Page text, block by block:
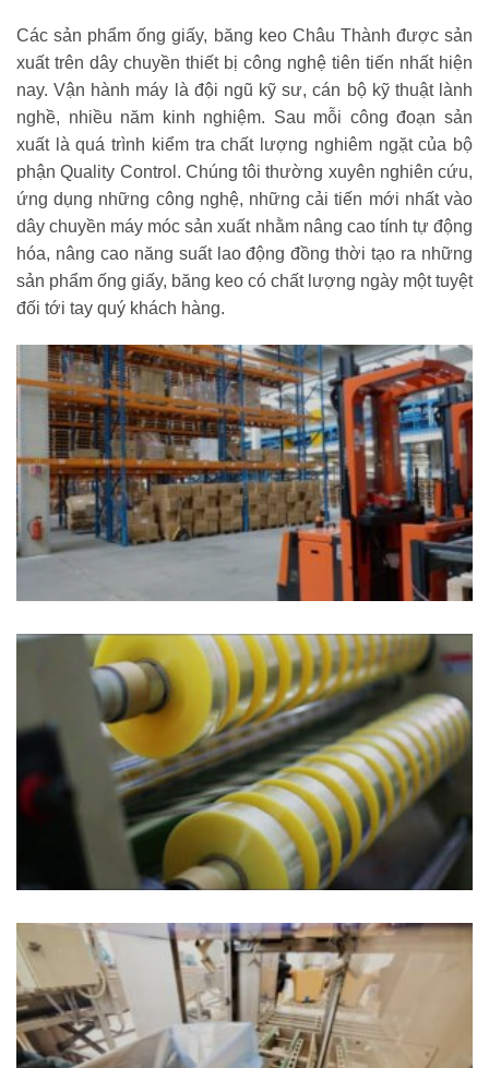
Các sản phẩm ống giấy, băng keo Châu Thành được sản
xuất trên dây chuyền thiết bị công nghệ tiên tiến nhất hiện
nay. Vận hành máy là đội ngũ kỹ sư, cán bộ kỹ thuật lành
nghề, nhiều năm kinh nghiệm. Sau mỗi công đoạn sản
xuất là quá trình kiểm tra chất lượng nghiêm ngặt của bộ
phận Quality Control. Chúng tôi thường xuyên nghiên cứu,
ứng dụng những công nghệ, những cải tiến mới nhất vào
dây chuyền máy móc sản xuất nhằm nâng cao tính tự động
hóa, nâng cao năng suất lao động đồng thời tạo ra những
sản phẩm ống giấy, băng keo có chất lượng ngày một tuyệt
đối tới tay quý khách hàng.